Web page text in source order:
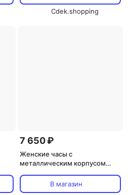
Cdek.shopping
7 650 ₽
Женские часы с
металлическим корпусом
В магазин